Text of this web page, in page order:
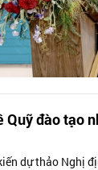
đào tạo
dự thảo Nghị